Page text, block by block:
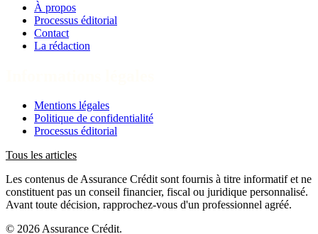
À propos
Processus éditorial
Contact
La rédaction
Mentions légales
Politique de confidentialité
Processus éditorial
Tous les articles
Les contenus de Assurance Crédit sont fournis à titre informatif et ne
constituent pas un conseil financier, fiscal ou juridique personnalisé.
Avant toute décision, rapprochez-vous d'un professionnel agréé.
© 2026 Assurance Crédit.